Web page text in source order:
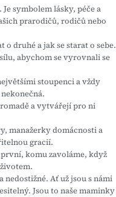
symbolem lásky, péče a
prarodičů, rodičů nebo
druhé a jak se starat o sebe.
abychom se vyrovnali se
stoupenci a vždy
a vytvářejí pro ni
manažerky domácnosti a
gracií.
komu zavoláme, když
nedostižné. Ať už jsou s námi
Jsou to naše maminky